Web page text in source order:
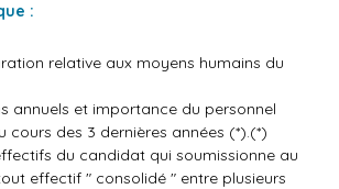
:
relative aux moyens humains du
annuels et importance du personnel
cours des 3 dernières années (*).(*)
du candidat qui soumissionne au
effectif " consolidé " entre plusieurs